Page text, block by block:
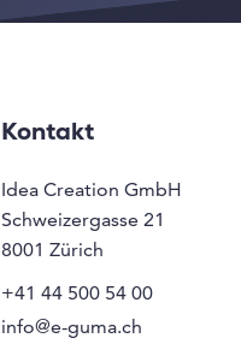
Kontakt
Idea Creation GmbH
Schweizergasse 21
8001 Zürich
+41 44 500 54 00
info@e-guma.ch